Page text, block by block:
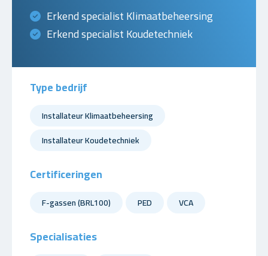
Erkend specialist Klimaatbeheersing
Erkend specialist Koudetechniek
Type bedrijf
Installateur Klimaatbeheersing
Installateur Koudetechniek
Certificeringen
F-gassen (BRL100) PED VCA
Specialisaties